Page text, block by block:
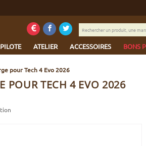
PILOTE ATELIER ACCESSOIRES BONS
Rechercher
un
une
marque...
pour Tech 4 Evo 2026
POUR TECH 4 EVO 2026